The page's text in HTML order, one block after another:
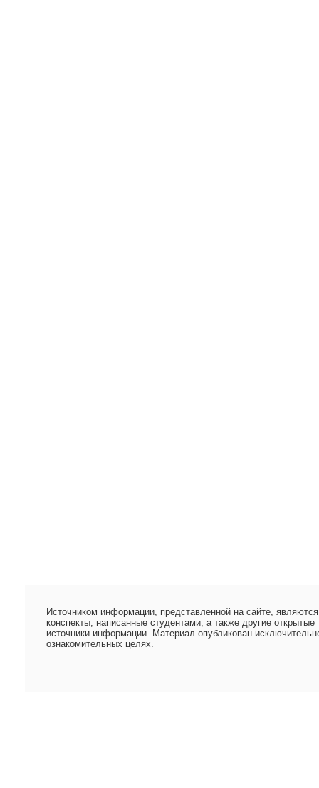
Источником информации, представленной на сайте, являются
конспекты, написанные студентами, а также другие открытые
источники информации. Материал опубликован
ознакомительных целях.